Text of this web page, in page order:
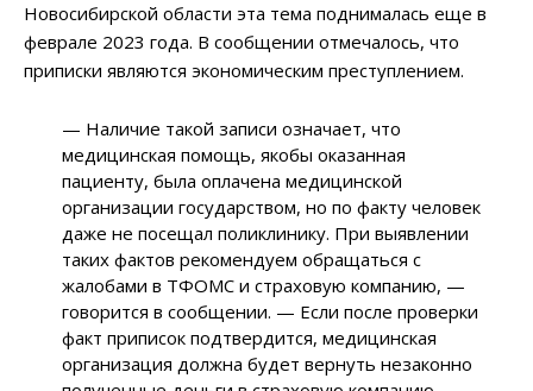
Новосибирской области эта тема поднималась еще в
феврале 2023 года. В сообщении отмечалось, что
приписки являются экономическим преступлением.
— Наличие такой записи означает, что
медицинская помощь, якобы оказанная
пациенту, была оплачена медицинской
организации государством, но по факту человек
даже не посещал поликлинику. При выявлении
таких фактов рекомендуем обращаться с
жалобами в ТФОМС и страховую компанию, —
говорится в сообщении. — Если после проверки
факт приписок подтвердится, медицинская
организация должна будет вернуть незаконно